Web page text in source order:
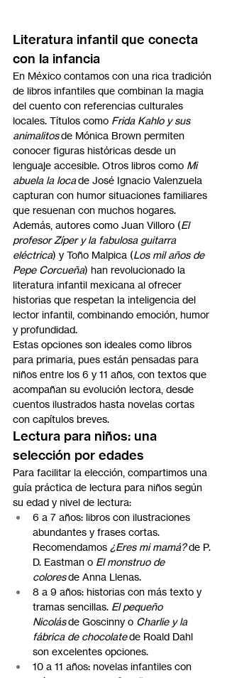
Literatura infantil que conecta
con la infancia
En México contamos con una rica tradición
de libros infantiles que combinan la magia
del cuento con referencias culturales
locales. Títulos como Frida Kahlo y sus
animalitos de Mónica Brown permiten
conocer figuras históricas desde un
lenguaje accesible. Otros libros como Mi
abuela la loca de José Ignacio Valenzuela
capturan con humor situaciones familiares
que resuenan con muchos hogares.
Además, autores como Juan Villoro (El
profesor Zíper y la fabulosa guitarra
eléctrica) y Toño Malpica (Los mil años de
Pepe Corcueña) han revolucionado la
literatura infantil mexicana al ofrecer
historias que respetan la inteligencia del
lector infantil, combinando emoción, humor
y profundidad.
Estas opciones son ideales como libros
para primaria, pues están pensadas para
niños entre los 6 y 11 años, con textos que
acompañan su evolución lectora, desde
cuentos ilustrados hasta novelas cortas
con capítulos breves.
Lectura para niños: una
selección por edades
Para facilitar la elección, compartimos una
guía práctica de lectura para niños según
su edad y nivel de lectura:
6 a 7 años: libros con ilustraciones
abundantes y frases cortas.
Recomendamos ¿Eres mi mamá? de P.
D. Eastman o El monstruo de
colores de Anna Llenas.
8 a 9 años: historias con más texto y
tramas sencillas. El pequeño
Nicolás de Goscinny o Charlie y la
fábrica de chocolate de Roald Dahl
son excelentes opciones.
10 a 11 años: novelas infantiles con